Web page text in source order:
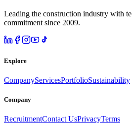
Leading the construction industry with
commitment since 2009.
Explore
CompanyServicesPortfolioSustainability
Company
RecruitmentContact UsPrivacyTerms